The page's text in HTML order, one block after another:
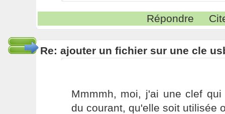
Répondre
Re: ajouter un fichier sur une cle
Mmmmh, moi, j'ai une clef
du courant, qu'elle soit utilisée